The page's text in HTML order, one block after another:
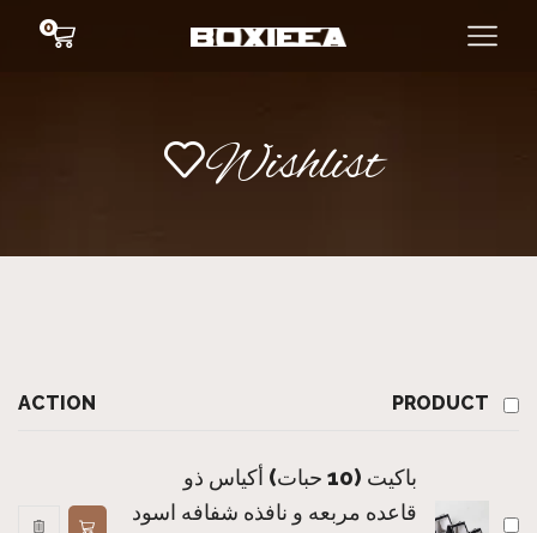
0
Wishlist
PRODUCT
ACTION
باكيت (10 حبات) أكياس ذو
قاعده مربعه و نافذه شفافه اسود